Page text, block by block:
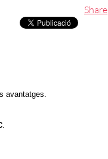
Share
avantatges.